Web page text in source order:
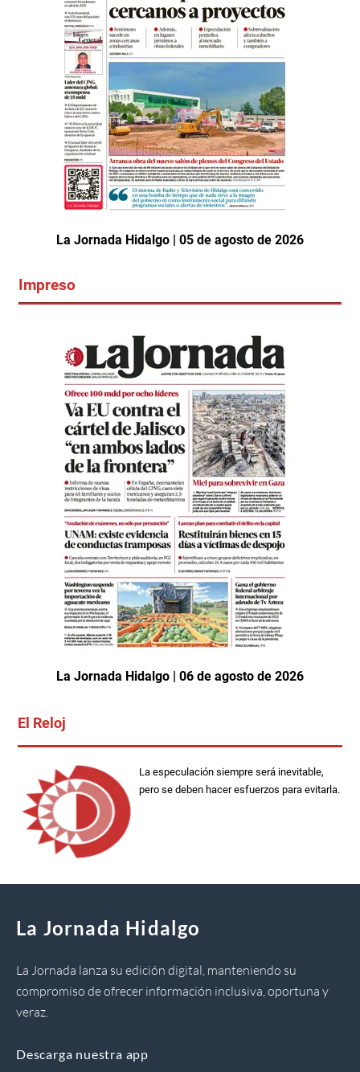
La Jornada Hidalgo | 05 de agosto de 2026
Impreso
La Jornada Hidalgo | 06 de agosto de 2026
El Reloj
La especulación siempre será inevitable,
pero se deben hacer esfuerzos para evitarla.
La Jornada Hidalgo
La Jornada lanza su edición digital, manteniendo su
compromiso de ofrecer información inclusiva, oportuna y
veraz.
Descarga nuestra app